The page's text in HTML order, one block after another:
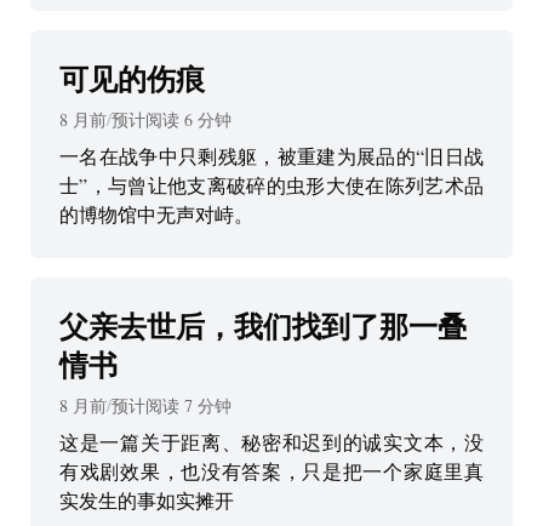
可见的伤痕
8 月前/预计阅读 6 分钟
一名在战争中只剩残躯，被重建为展品的“旧日战
士”，与曾让他支离破碎的虫形大使在陈列艺术品
的博物馆中无声对峙。
父亲去世后，我们找到了那一叠
情书
8 月前/预计阅读 7 分钟
这是一篇关于距离、秘密和迟到的诚实文本，没
有戏剧效果，也没有答案，只是把一个家庭里真
实发生的事如实摊开